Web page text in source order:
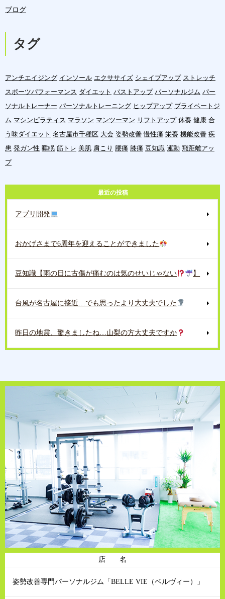
ブログ
タグ
アンチエイジング インソール エクササイズ シェイプアップ ストレッチ
スポーツパフォーマンス ダイエット バストアップ パーソナルジム パー
ソナルトレーナー パーソナルトレーニング ヒップアップ プライベートジ
ム マシンピラティス マラソン マンツーマン リフトアップ 休養 健康 合
う味ダイエット 名古屋市千種区 大会 姿勢改善 慢性痛 栄養 機能改善 疾
患 発ガン性 睡眠 筋トレ 美肌 肩こり 腰痛 膝痛 豆知識 運動 飛距離アッ
プ
最近の投稿
アプリ開発
おかげさまで6周年を迎えることができました
豆知識【雨の日に古傷が痛むのは気のせいじゃない 】
台風が名古屋に接近…でも思ったより大丈夫でした
昨日の地震、驚きましたね…山梨の方大丈夫ですか
店 名
姿勢改善専門パーソナルジム「BELLE VIE（ベルヴィー）」